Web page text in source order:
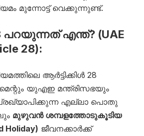
മുന്നോട്ട് വെക്കുന്നുണ്ട്.
പറയുന്നത് എന്ത്? (UAE
28):
ആർട്ടിക്കിൾ 28
യുഎഇ മന്ത്രിസഭയും
എല്ലാ പൊതു
മുഴുവൻ ശമ്പളത്തോടുകൂടിയ
Holiday) ജീവനക്കാർക്ക്